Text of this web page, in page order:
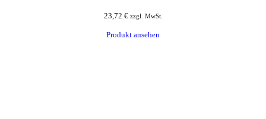
23,72 € zzgl. MwSt.
Produkt ansehen